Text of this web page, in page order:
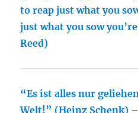
to reap just what you
just what you sow
Reed)
“Es ist alles nur
Welt!” (Heinz Schenk)